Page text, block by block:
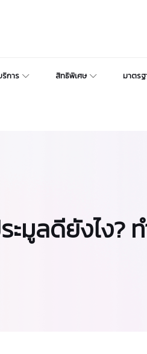
การ สิทธิพิเศษ มาตร
ะมูลดียังไง?